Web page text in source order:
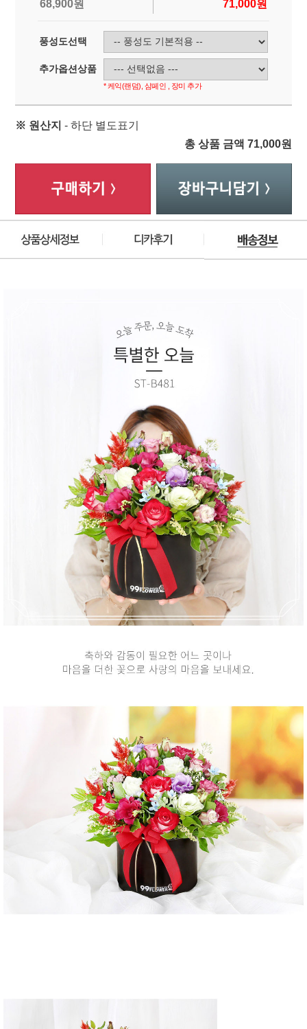
68,900원 71,000원
풍성도선택
추가옵션상품
* 케익(랜덤), 샴페인 , 장미 추가
※ 원산지 - 하단 별도표기
총 상품 금액 71,000원